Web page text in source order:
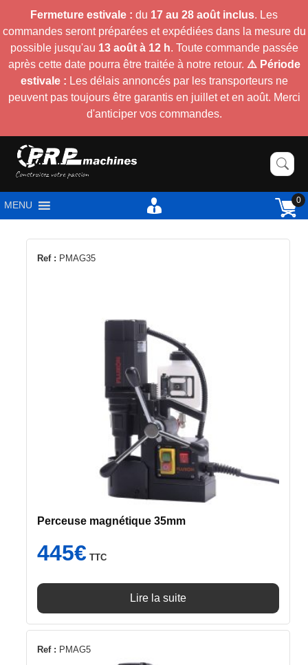
Fermeture estivale : du 17 au 28 août inclus. Les
commandes seront préparées et expédiées dans la mesure du
possible jusqu'au 13 août à 12 h. Toute commande passée
après cette date pourra être traitée à notre retour. ⚠️ Période
estivale : Les délais annoncés par les transporteurs ne
peuvent pas toujours être garantis en juillet et en août. Merci
d'anticiper vos commandes.
MENU 0
Ref : PMAG35
Perceuse magnétique 35mm
445€ TTC
Lire la suite
Ref : PMAG5